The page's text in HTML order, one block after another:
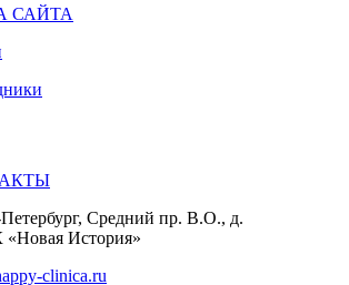
САЙТА
Средний пр. В.О., д.
История»
clinica.ru